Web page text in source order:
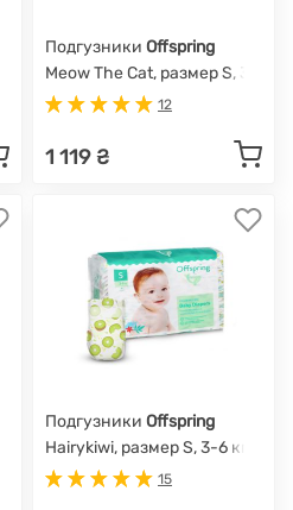
Подгузники Offspring
Meow The Cat, размер S, 3-
6 кг, 48 шт.
12
1 119 ₴
Подгузники Offspring
Hairykiwi, размер S, 3-6 кг,
48 шт.
15